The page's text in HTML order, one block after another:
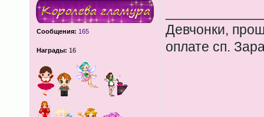
Сообщения: 165
Награды: 16
Девчонки,
оплате сп.